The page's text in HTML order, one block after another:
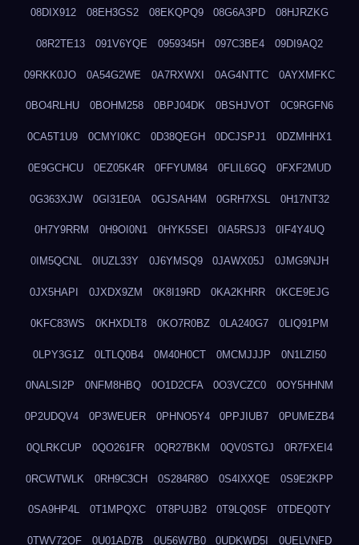
08DIX912 08EH3GS2 08EKQPQ9 08G6A3PD 08HJRZKG
08R2TE13 091V6YQE 0959345H 097C3BE4 09DI9AQ2
09RKK0JO 0A54G2WE 0A7RXWXI 0AG4NTTC 0AYXMFKC
0BO4RLHU 0BOHM258 0BPJ04DK 0BSHJVOT 0C9RGFN6
0CA5T1U9 0CMYI0KC 0D38QEGH 0DCJSPJ1 0DZMHHX1
0E9GCHCU 0EZ05K4R 0FFYUM84 0FLIL6GQ 0FXF2MUD
0G363XJW 0GI31E0A 0GJSAH4M 0GRH7XSL 0H17NT32
0H7Y9RRM 0H9OI0N1 0HYK5SEI 0IA5RSJ3 0IF4Y4UQ
0IM5QCNL 0IUZL33Y 0J6YMSQ9 0JAWX05J 0JMG9NJH
0JX5HAPI 0JXDX9ZM 0K8I19RD 0KA2KHRR 0KCE9EJG
0KFC83WS 0KHXDLT8 0KO7R0BZ 0LA240G7 0LIQ91PM
0LPY3G1Z 0LTLQ0B4 0M40H0CT 0MCMJJJP 0N1LZI50
0NALSI2P 0NFM8HBQ 0O1D2CFA 0O3VCZC0 0OY5HHNM
0P2UDQV4 0P3WEUER 0PHNO5Y4 0PPJIUB7 0PUMEZB4
0QLRKCUP 0QO261FR 0QR27BKM 0QV0STGJ 0R7FXEI4
0RCWTWLK 0RH9C3CH 0S284R8O 0S4IXXQE 0S9E2KPP
0SA9HP4L 0T1MPQXC 0T8PUJB2 0T9LQ0SF 0TDEQ0TY
0TWV72OF 0U01AD7B 0U56W7B0 0UDKWD5I 0UELVNFD